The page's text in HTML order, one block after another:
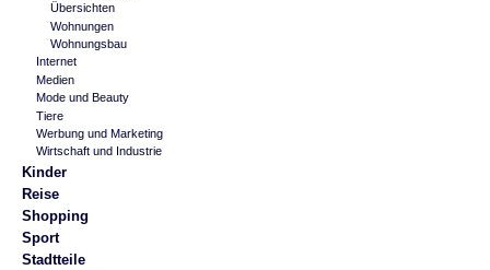
Übersichten
Wohnungen
Wohnungsbau
Internet
Medien
Mode und Beauty
Tiere
Werbung und Marketing
Wirtschaft und Industrie
Kinder
Reise
Shopping
Sport
Stadtteile